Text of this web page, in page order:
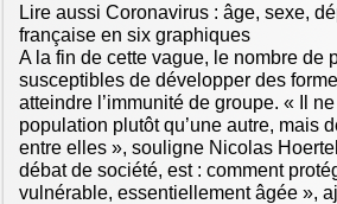
Lire aussi Coronavirus : âge, sexe,
française en six graphiques
A la fin de cette vague, le nombre de
susceptibles de développer des
atteindre l’immunité de groupe. « Il
population plutôt qu’une autre, mais
entre elles », souligne Nicolas
débat de société, est : comment
vulnérable, essentiellement âgée »,